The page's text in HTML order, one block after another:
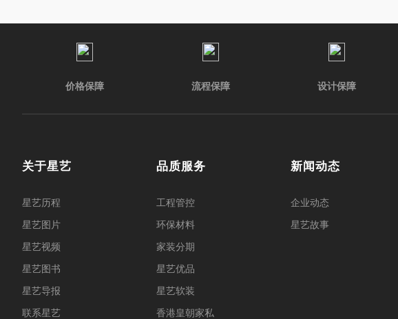
价格保障 流程保障 设计保障
关于星艺
星艺历程
星艺图片
星艺视频
星艺图书
星艺导报
联系星艺
品质服务
工程管控
环保材料
家装分期
星艺优品
星艺软装
香港皇朝家私
新闻动态
企业动态
星艺故事